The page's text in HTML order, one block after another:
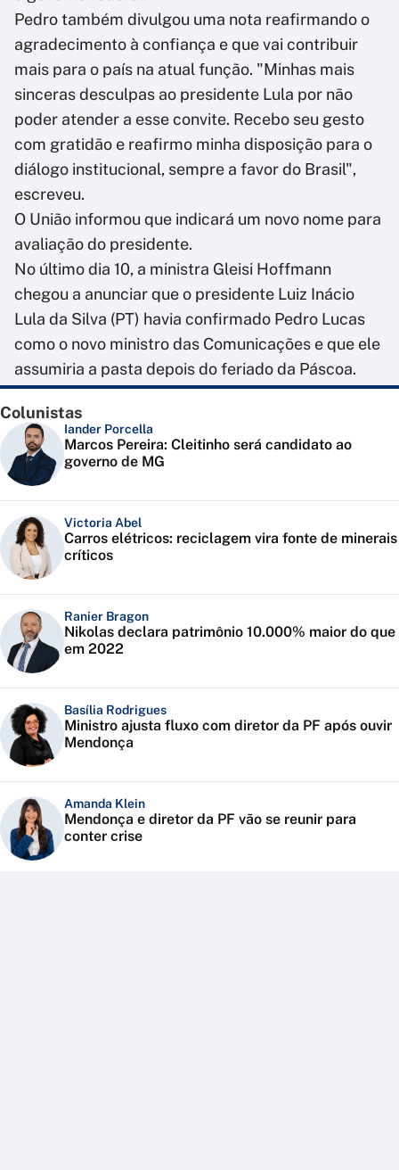
Pedro também divulgou uma nota reafirmando o
agradecimento à confiança e que vai contribuir
mais para o país na atual função. "Minhas mais
sinceras desculpas ao presidente Lula por não
poder atender a esse convite. Recebo seu gesto
com gratidão e reafirmo minha disposição para o
diálogo institucional, sempre a favor do Brasil",
escreveu.
O União informou que indicará um novo nome para
avaliação do presidente.
No último dia 10, a ministra Gleisi Hoffmann
chegou a anunciar que o presidente Luiz Inácio
Lula da Silva (PT) havia confirmado Pedro Lucas
como o novo ministro das Comunicações e que ele
assumiria a pasta depois do feriado da Páscoa.
Colunistas
Iander Porcella
Marcos Pereira: Cleitinho será candidato ao
governo de MG
Victoria Abel
Carros elétricos: reciclagem vira fonte de minerais
críticos
Ranier Bragon
Nikolas declara patrimônio 10.000% maior do que
em 2022
Basília Rodrigues
Ministro ajusta fluxo com diretor da PF após ouvir
Mendonça
Amanda Klein
Mendonça e diretor da PF vão se reunir para
conter crise